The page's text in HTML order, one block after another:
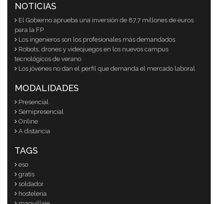
NOTICIAS
El Gobierno aprueba una inversión de 87,7 millones de euros
para la FP
Los ingenieros son los profesionales más demandados
Robots, drones y videojuegos en los nuevos campus
tecnológicos de verano
Los jóvenes no dan el perfil que demanda el mercado laboral
MODALIDADES
Presencial
Semipresencial
Online
A distancia
TAGS
eso
gratis
soldador
hosteleria